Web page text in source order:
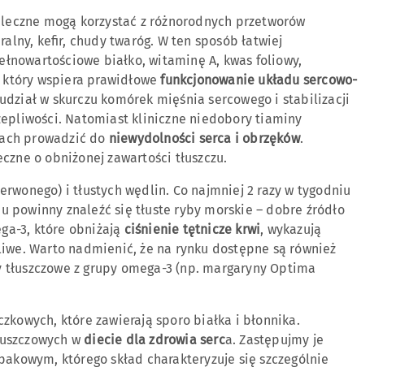
mogą korzystać z różnorodnych przetworów
kefir, chudy twaróg. W ten sposób łatwiej
białko, witaminę A, kwas foliowy,
który wspiera prawidłowefunkcjonowanie układu sercowo-
w skurczu komórek mięśnia sercowego i stabilizacji
Natomiast kliniczne niedobory tiaminy
prowadzić do niewydolności serca i obrzęków.
o obniżonej zawartości tłuszczu.
i tłustych wędlin. Co najmniej 2 razy w tygodniu
powinny znaleźć się tłuste ryby morskie – dobre źródło
3, które obniżają ciśnienie tętnicze krwi, wykazują
Warto nadmienić, że na rynku dostępne są również
z grupy omega-3 (np. margaryny Optima
które zawierają sporo białka i błonnika.
w diecie dla zdrowia serca. Zastępujmy je
którego skład charakteryzuje się szczególnie